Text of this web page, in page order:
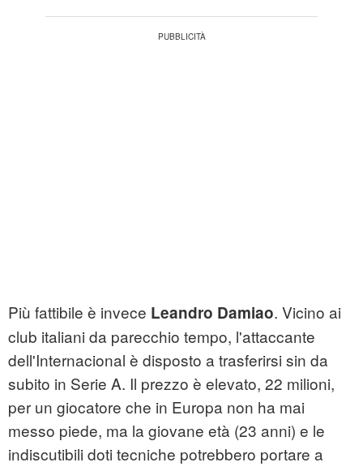
Più fattibile è invece Leandro Damiao. Vicino ai
club italiani da parecchio tempo, l'attaccante
dell'Internacional è disposto a trasferirsi sin da
subito in Serie A. Il prezzo è elevato, 22 milioni,
per un giocatore che in Europa non ha mai
messo piede, ma la giovane età (23 anni) e le
indiscutibili doti tecniche potrebbero portare a